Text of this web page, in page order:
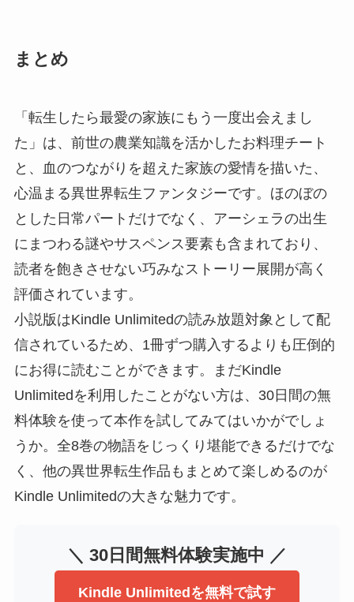
まとめ
「転生したら最愛の家族にもう一度出会えまし
た」は、前世の農業知識を活かしたお料理チート
と、血のつながりを超えた家族の愛情を描いた、
心温まる異世界転生ファンタジーです。ほのぼの
とした日常パートだけでなく、アーシェラの出生
にまつわる謎やサスペンス要素も含まれており、
読者を飽きさせない巧みなストーリー展開が高く
評価されています。
小説版はKindle Unlimitedの読み放題対象として配
信されているため、1冊ずつ購入するよりも圧倒的
にお得に読むことができます。まだKindle
Unlimitedを利用したことがない方は、30日間の無
料体験を使って本作を試してみてはいかがでしょ
うか。全8巻の物語をじっくり堪能できるだけでな
く、他の異世界転生作品もまとめて楽しめるのが
Kindle Unlimitedの大きな魅力です。
＼ 30日間無料体験実施中 ／
Kindle Unlimitedを無料で試す